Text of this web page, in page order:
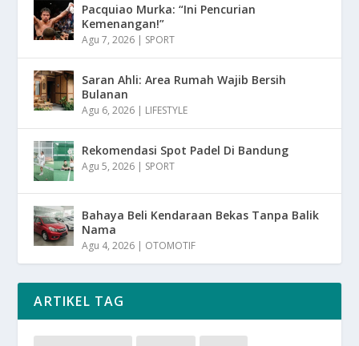
Pacquiao Murka: “Ini Pencurian
Kemenangan!”
Agu 7, 2026 | SPORT
Saran Ahli: Area Rumah Wajib Bersih
Bulanan
Agu 6, 2026 | LIFESTYLE
Rekomendasi Spot Padel Di Bandung
Agu 5, 2026 | SPORT
Bahaya Beli Kendaraan Bekas Tanpa Balik
Nama
Agu 4, 2026 | OTOMOTIF
ARTIKEL TAG